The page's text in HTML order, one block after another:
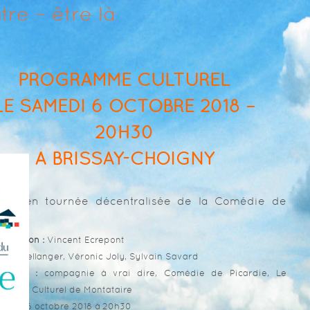
– être là
PROGRAMME CULTUREL
SAMEDI 6 OCTOBRE 2018 –
20H30
À BRISSAY-CHOIGNY
en tournée décentralisée de la Comédie de
: Vincent Ecrepont
Bellanger, Véronic Joly, Sylvain Savard
:compagnie à vrai dire, Comédie de Picardie, Le
Culturel de Montataire
6 octobre 2018 à 20h30